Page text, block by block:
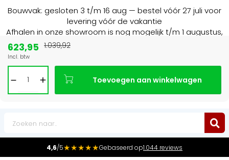
Bouwvak: gesloten 3 t/m 16 aug — bestel vóór 27 juli voor
levering vóór de vakantie
Afhalen in onze showroom is nog mogelijk t/m 1 augustus,
4,6/5★★★★★Gebaseerd op1.044 reviews
623,95
Incl. btw
1.039,92
Toevoegen aan winkelwagen